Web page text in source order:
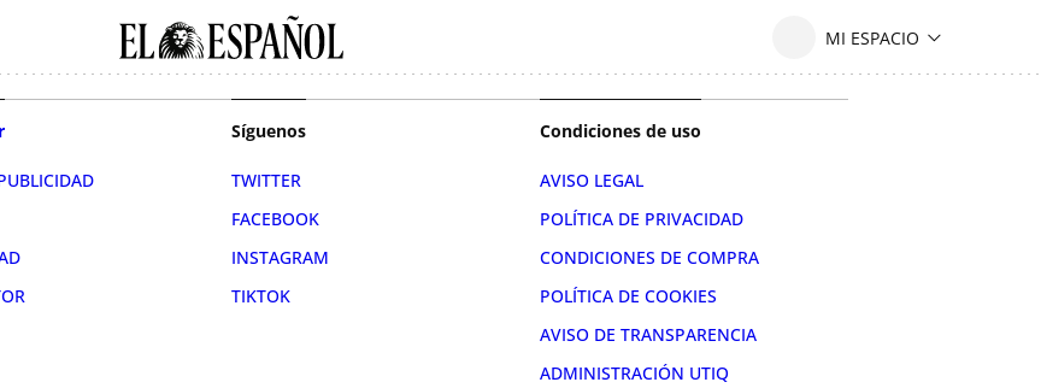
Síguenos
TWITTER
FACEBOOK
INSTAGRAM
TIKTOK
Condiciones de uso
AVISO LEGAL
POLÍTICA DE PRIVACIDAD
CONDICIONES DE COMPRA
POLÍTICA DE COOKIES
AVISO DE TRANSPARENCIA
ADMINISTRACIÓN UTIQ